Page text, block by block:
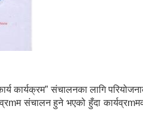
कार्यक्रम” संचालनका लागि
संचालन हुने भएको हुँदा